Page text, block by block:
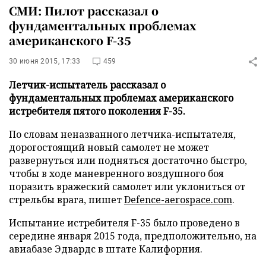
СМИ: Пилот рассказал о
фундаментальных проблемах
американского F-35
30 июня 2015, 17:33 459
Летчик-испытатель рассказал о
фундаментальных проблемах американского
истребителя пятого поколения F-35.
По словам неназванного летчика-испытателя,
дорогостоящий новый самолет не может
развернуться или подняться достаточно быстро,
чтобы в ходе маневренного воздушного боя
поразить вражеский самолет или уклониться от
стрельбы врага, пишетDefence-aerospace.com.
Испытание истребителя F-35 было проведено в
середине января 2015 года, предположительно, на
авиабазе Эдвардс в штате Калифорния.